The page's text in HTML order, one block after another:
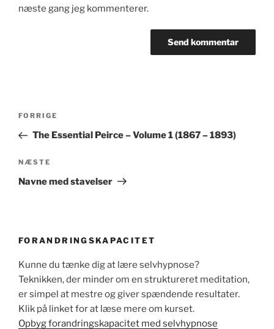
næste gang jeg kommenterer.
Indlægsnavigation
Forrige
indlæg
FORRIGE
The Essential Peirce – Volume 1 (1867 – 1893)
Næste
indlæg
NÆSTE
Navne med stavelser
FORANDRINGSKAPACITET
Kunne du tænke dig at lære selvhypnose?
Teknikken, der minder om en struktureret meditation,
er simpel at mestre og giver spændende resultater.
Klik på linket for at læse mere om kurset.
Opbyg forandringskapacitet med selvhypnose